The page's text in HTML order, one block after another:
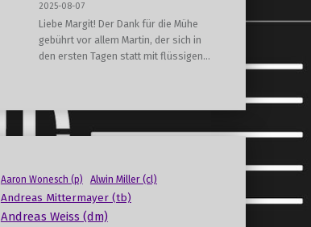
2025-08-07
Liebe Margit! Der Dank für die Mühe
gebührt vor allem Martin, der sich in
den ersten Tagen statt mit flüssigen…
Aaron Wonesch (p) Alwin Miller (cl)
Andreas Mittermayer (tb)
Andreas Weiss (dm)